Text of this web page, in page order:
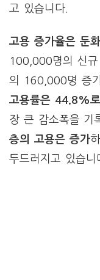
고 있습니다.
고용 증가율은 둔
100,000명의 신
의 160,000명 증
고용률은 44.8%
장 큰 감소폭을 기
층의 고용은 증가
두드러지고 있습니